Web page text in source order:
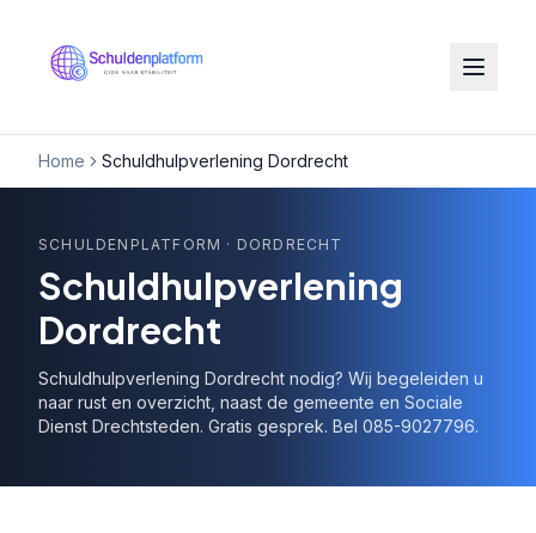
Home Schuldhulpverlening Dordrecht
SCHULDENPLATFORM · DORDRECHT
Schuldhulpverlening
Dordrecht
Schuldhulpverlening Dordrecht nodig? Wij begeleiden u
naar rust en overzicht, naast de gemeente en Sociale
Dienst Drechtsteden. Gratis gesprek. Bel 085-9027796.